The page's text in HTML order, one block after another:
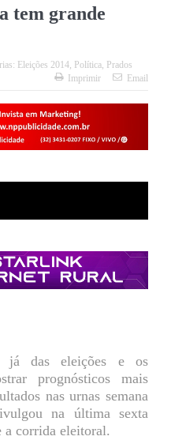
tem grande
Eleições 2014, Política, Prados
Imprimir
Email
já das eleições e os
prognósticos mais
nas urnas semana
na última sexta
a corrida eleitoral.